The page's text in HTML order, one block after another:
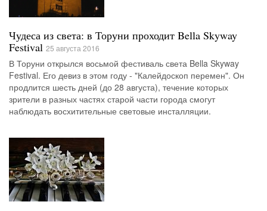
Чудеса из света: в Торуни проходит Bella Skyway
Festival 25 августа 2016
В Торуни открылся восьмой фестиваль света Bella Skyway
Festival. Его девиз в этом году - "Калейдоскоп перемен". Он
продлится шесть дней (до 28 августа), течение которых
зрители в разных частях старой части города смогут
наблюдать восхитительные световые инсталляции.